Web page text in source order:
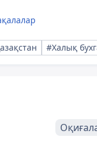
#Халық